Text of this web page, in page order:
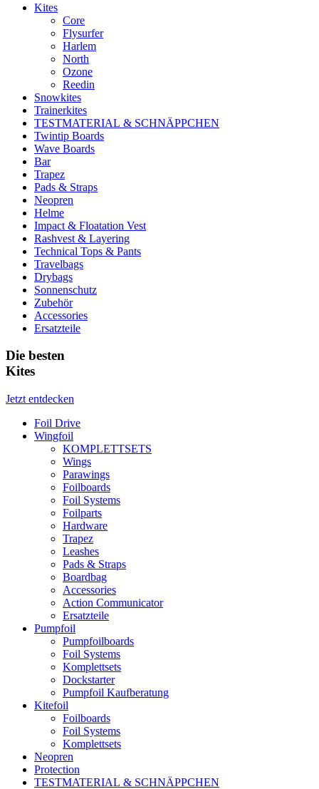
Kites
Core
Flysurfer
Harlem
North
Ozone
Reedin
Snowkites
Trainerkites
TESTMATERIAL & SCHNÄPPCHEN
Twintip Boards
Wave Boards
Bar
Trapez
Pads & Straps
Neopren
Helme
Impact & Floatation Vest
Rashvest & Layering
Technical Tops & Pants
Travelbags
Drybags
Sonnenschutz
Zubehör
Accessories
Ersatzteile
Die besten
Kites
Jetzt entdecken
Foil Drive
Wingfoil
KOMPLETTSETS
Wings
Parawings
Foilboards
Foil Systems
Foilparts
Hardware
Trapez
Leashes
Pads & Straps
Boardbag
Accessories
Action Communicator
Ersatzteile
Pumpfoil
Pumpfoilboards
Foil Systems
Komplettsets
Dockstarter
Pumpfoil Kaufberatung
Kitefoil
Foilboards
Foil Systems
Komplettsets
Neopren
Protection
TESTMATERIAL & SCHNÄPPCHEN